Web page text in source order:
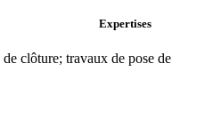
Expertises
clôture; travaux de pose de